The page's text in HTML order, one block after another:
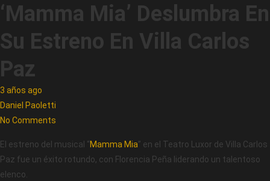
‘Mamma Mia’ Deslumbra En
Su Estreno En Villa Carlos
Paz
3 años ago
Daniel Paoletti
No Comments
El estreno del musical “Mamma Mia” en el Teatro Luxor de Villa Carlos
Paz fue un éxito rotundo, con Florencia Peña liderando un talentoso
elenco.